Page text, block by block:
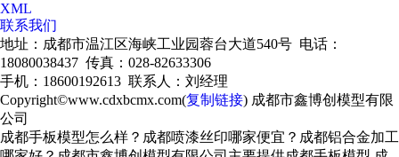
XML
联系我们
地址：成都市温江区海峡工业园蓉台大道540号 电话：
18080038437 传真：028-82633306
手机：18600192613 联系人：刘经理
Copyright©www.cdxbcmx.com(复制链接) 成都市鑫博创模型有限
公司
成都手板模型怎么样？成都喷漆丝印哪家便宜？成都铝合金加工